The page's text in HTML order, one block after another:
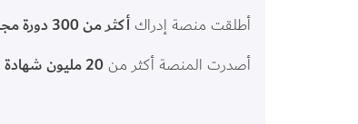
أطلقت منصة إدراك أكثر من 300 دورة مجانية
أصدرت المنصة أكثر من 20 مليون شهادة